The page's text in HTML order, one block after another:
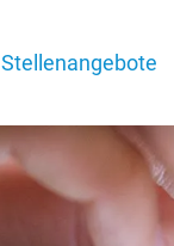
Stellenangebote